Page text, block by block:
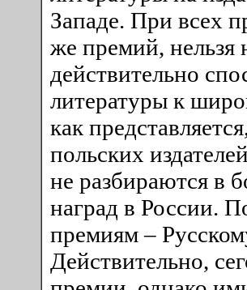
Западе. При всех
же премий, нельзя
действительно
литературы к
как
польских
не разбираются в
наград в России.
премиям –
Действительно,